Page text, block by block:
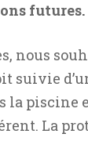
futures.
nous
suivie
la piscine
La